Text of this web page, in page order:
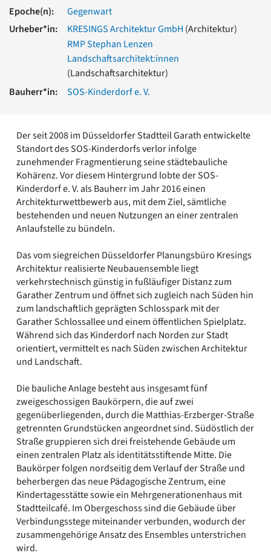
Romanik
Vorromanik
Römische Antike
Über baukunst-nrw
Fachbeirat
Freunde & Förderer
Datenschutz
Suchbegriff eingeben
Epoche(n):
Gegenwart
Urheber*in:
KRESINGS Architektur GmbH (Architektur)
RMP Stephan Lenzen
Landschaftsarchitekt:innen
(Landschaftsarchitektur)
Bauherr*in:
SOS-Kinderdorf e. V.
Der seit 2008 im Düsseldorfer Stadtteil Garath entwickelte
Standort des SOS-Kinderdorfs verlor infolge
zunehmender Fragmentierung seine städtebauliche
Kohärenz. Vor diesem Hintergrund lobte der SOS-
Kinderdorf e. V. als Bauherr im Jahr 2016 einen
Architekturwettbewerb aus, mit dem Ziel, sämtliche
bestehenden und neuen Nutzungen an einer zentralen
Anlaufstelle zu bündeln.
Das vom siegreichen Düsseldorfer Planungsbüro Kresings
Architektur realisierte Neubauensemble liegt
verkehrstechnisch günstig in fußläufiger Distanz zum
Garather Zentrum und öffnet sich zugleich nach Süden hin
zum landschaftlich geprägten Schlosspark mit der
Garather Schlossallee und einem öffentlichen Spielplatz.
Während sich das Kinderdorf nach Norden zur Stadt
orientiert, vermittelt es nach Süden zwischen Architektur
und Landschaft.
Die bauliche Anlage besteht aus insgesamt fünf
zweigeschossigen Baukörpern, die auf zwei
gegenüberliegenden, durch die Matthias-Erzberger-Straße
getrennten Grundstücken angeordnet sind. Südöstlich der
Straße gruppieren sich drei freistehende Gebäude um
einen zentralen Platz als identitätsstiftende Mitte. Die
Baukörper folgen nordseitig dem Verlauf der Straße und
beherbergen das neue Pädagogische Zentrum, eine
Kindertagesstätte sowie ein Mehrgenerationenhaus mit
Stadtteilcafé. Im Obergeschoss sind die Gebäude über
Verbindungsstege miteinander verbunden, wodurch der
zusammengehörige Ansatz des Ensembles unterstrichen
wird.